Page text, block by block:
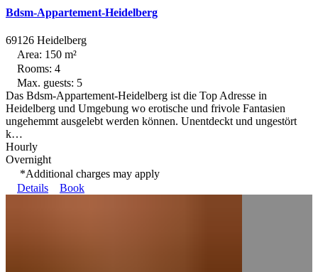
Bdsm-Appartement-Heidelberg
69126 Heidelberg
Area: 150 m²
Rooms: 4
Max. guests: 5
Das Bdsm-Appartement-Heidelberg ist die Top Adresse in
Heidelberg und Umgebung wo erotische und frivole Fantasien
ungehemmt ausgelebt werden können. Unentdeckt und ungestört
k…
Hourly
Overnight
*Additional charges may apply
Details
Book